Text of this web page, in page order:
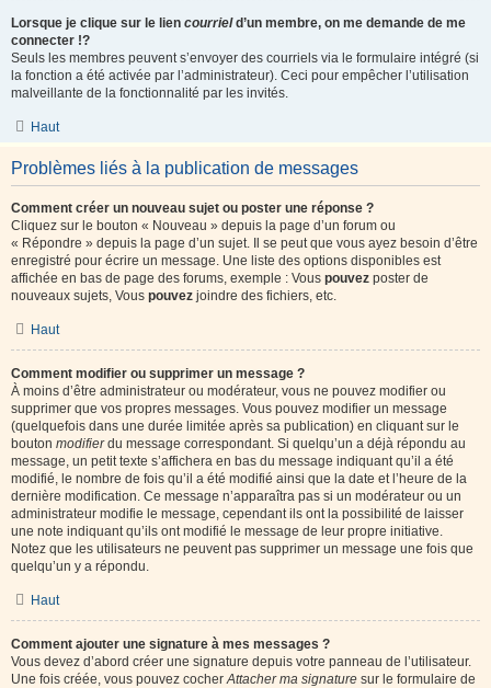
Lorsque je clique sur le lien courrield’un membre, on me demande de me
connecter !?
Seuls les membres peuvent s’envoyer des courriels via le formulaire intégré (si
la fonction a été activée par l’administrateur). Ceci pour empêcher l’utilisation
malveillante de la fonctionnalité par les invités.
Haut
Problèmes liés à la publication de messages
Comment créer un nouveau sujet ou poster une réponse ?
Cliquez sur le bouton « Nouveau » depuis la page d’un forum ou
« Répondre » depuis la page d’un sujet. Il se peut que vous ayez besoin d’être
enregistré pour écrire un message. Une liste des options disponibles est
affichée en bas de page des forums, exemple : Vous pouvez poster de
nouveaux sujets, Vous pouvez joindre des fichiers, etc.
Haut
Comment modifier ou supprimer un message ?
À moins d’être administrateur ou modérateur, vous ne pouvez modifier ou
supprimer que vos propres messages. Vous pouvez modifier un message
(quelquefois dans une durée limitée après sa publication) en cliquant sur le
bouton modifierdu message correspondant. Si quelqu’un a déjà répondu au
message, un petit texte s’affichera en bas du message indiquant qu’il a été
modifié, le nombre de fois qu’il a été modifié ainsi que la date et l’heure de la
dernière modification. Ce message n’apparaîtra pas si un modérateur ou un
administrateur modifie le message, cependant ils ont la possibilité de laisser
une note indiquant qu’ils ont modifié le message de leur propre initiative.
Notez que les utilisateurs ne peuvent pas supprimer un message une fois que
quelqu’un y a répondu.
Haut
Comment ajouter une signature à mes messages ?
Vous devez d’abord créer une signature depuis votre panneau de l’utilisateur.
Une fois créée, vous pouvez cocherAttacher ma signature sur le formulaire de